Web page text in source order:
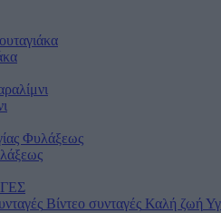
Φυλάξεως
Βίντεο συνταγές Καλή ζωή